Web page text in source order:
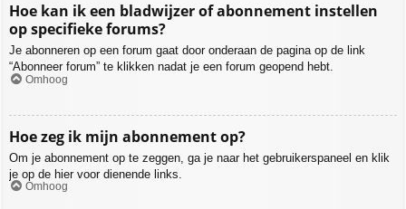
Hoe kan ik een bladwijzer of abonnement instellen
op specifieke forums?
Je abonneren op een forum gaat door onderaan de pagina op de link
“Abonneer forum” te klikken nadat je een forum geopend hebt.
Omhoog
Hoe zeg ik mijn abonnement op?
Om je abonnement op te zeggen, ga je naar het gebruikerspaneel en klik
je op de hier voor dienende links.
Omhoog